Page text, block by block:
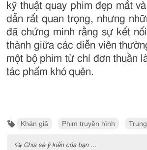
kỹ thuật quay phim đẹp mắt
dẫn rất quan trọng, nhưng
đã chứng minh rằng sự kết
thành giữa các diễn viên
một bộ phim từ chỉ đơn thuần
tác phẩm khó quên.
Khán giả Phim truyền hình
Chia sẻ ý kiến của bạn ...